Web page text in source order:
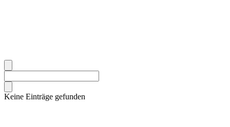
Keine Einträge gefunden